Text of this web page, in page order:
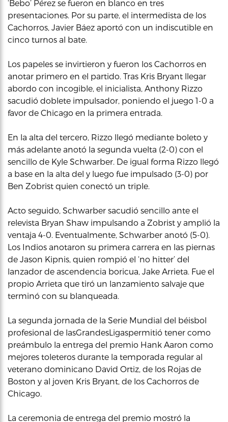
‘Bebo’ Pérez se fueron en blanco en tres
presentaciones. Por su parte, el intermedista de los
Cachorros, Javier Báez aportó con un indiscutible en
cinco turnos al bate.
Los papeles se invirtieron y fueron los Cachorros en
anotar primero en el partido. Tras Kris Bryant llegar
abordo con incogible, el inicialista, Anthony Rizzo
sacudió doblete impulsador, poniendo el juego 1-0 a
favor de Chicago en la primera entrada.
En la alta del tercero, Rizzo llegó mediante boleto y
más adelante anotó la segunda vuelta (2-0) con el
sencillo de Kyle Schwarber. De igual forma Rizzo llegó
a base en la alta del y luego fue impulsado (3-0) por
Ben Zobrist quien conectó un triple.
Acto seguido, Schwarber sacudió sencillo ante el
relevista Bryan Shaw impulsando a Zobrist y amplió la
ventaja 4-0. Eventualmente, Schwarber anotó (5-0).
Los Indios anotaron su primera carrera en las piernas
de Jason Kipnis, quien rompió el ‘no hitter’ del
lanzador de ascendencia boricua, Jake Arrieta. Fue el
propio Arrieta que tiró un lanzamiento salvaje que
terminó con su blanqueada.
La segunda jornada de la Serie Mundial del béisbol
profesional de lasGrandesLigaspermitió tener como
preámbulo la entrega del premio Hank Aaron como
mejores toleteros durante la temporada regular al
veterano dominicano David Ortiz, de los Rojas de
Boston y al joven Kris Bryant, de los Cachorros de
Chicago.
La ceremonia de entrega del premio mostró la